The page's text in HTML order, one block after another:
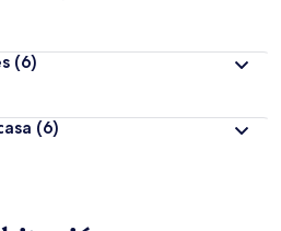
(6)
(6)